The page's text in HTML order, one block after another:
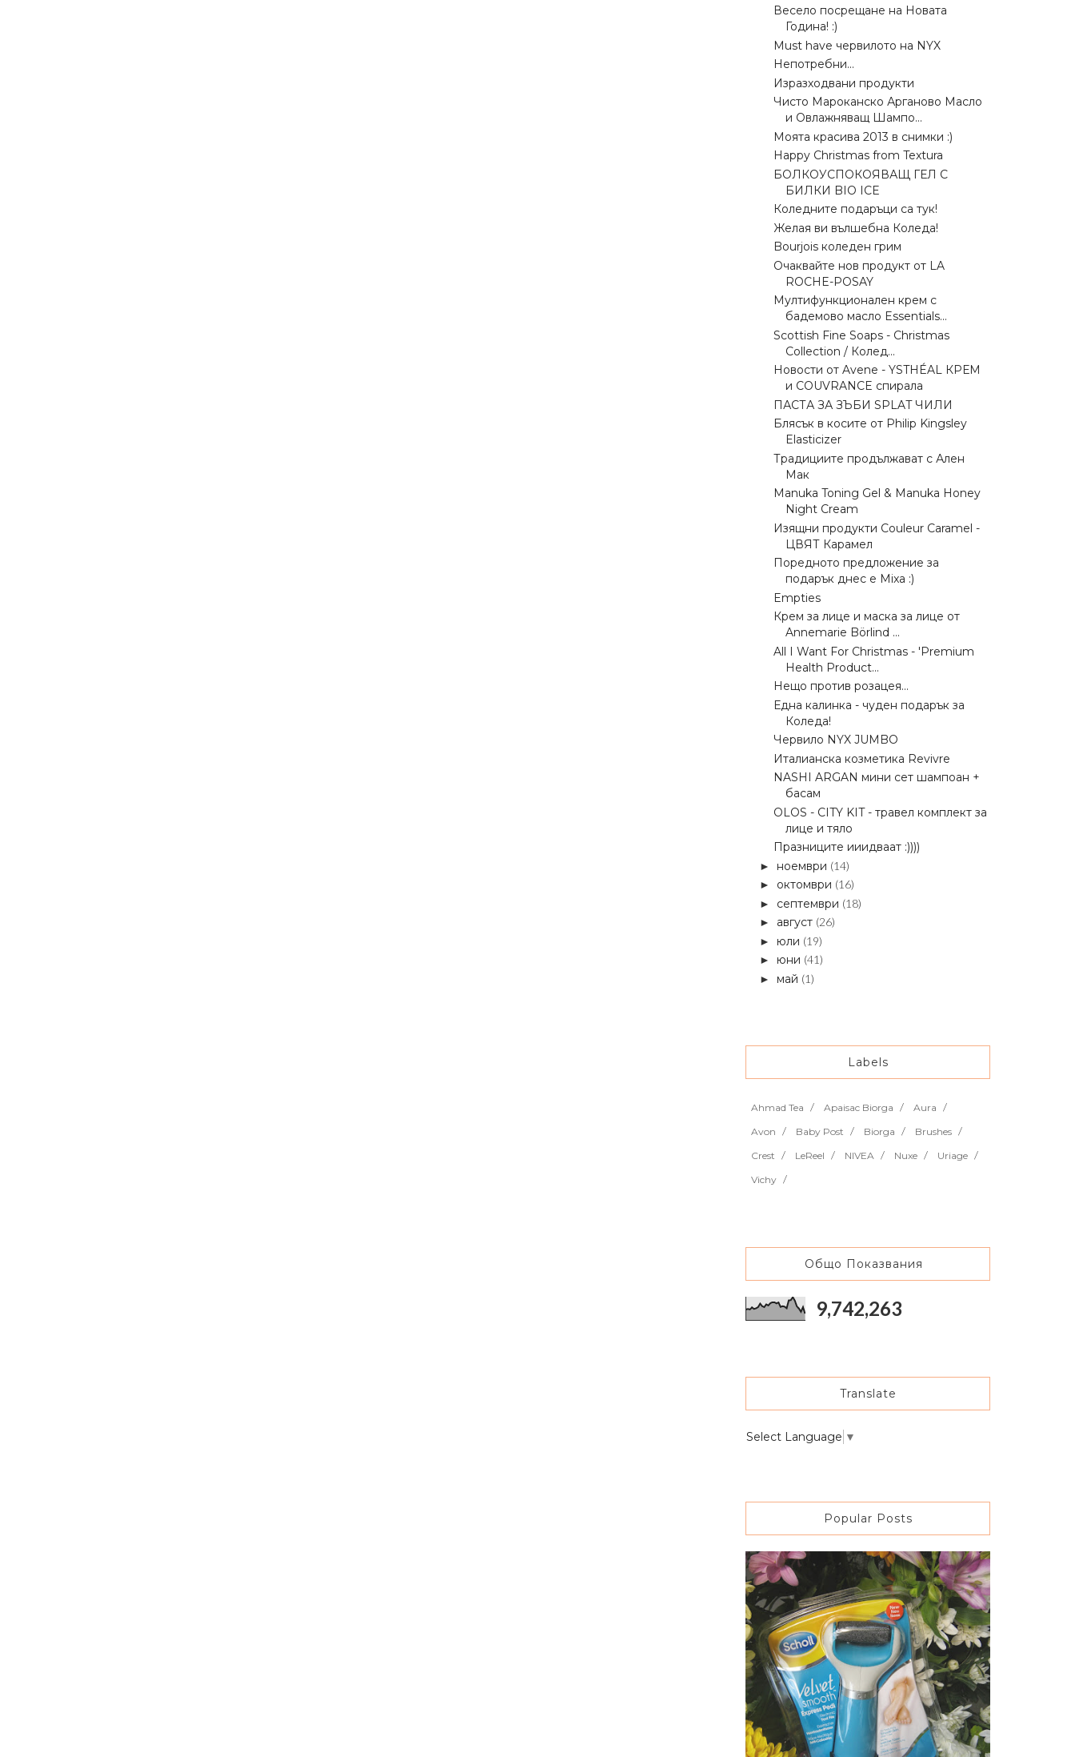
Весело посрещане на Новата
Година! :)
Must have червилото на NYX
Непотребни...
Изразходвани продукти
Чисто Мароканско Арганово Масло
и Овлажняващ Шампо...
Моята красива 2013 в снимки :)
Happy Christmas from Textura
БОЛКОУСПОКОЯВАЩ ГЕЛ С
БИЛКИ BIO ICE
Коледните подаръци са тук!
Желая ви вълшебна Коледа!
Bourjois коледен грим
Очаквайте нов продукт от LA
ROCHE-POSAY
Мултифункционален крем с
бадемово масло Essentials...
Scottish Fine Soaps - Christmas
Collection / Колед...
Новости от Avene - YSTHÉAL КРЕМ
и COUVRANCE спирала
ПАСТА ЗА ЗЪБИ SPLAT ЧИЛИ
Блясък в косите от Philip Kingsley
Elasticizer
Традициите продължават с Ален
Мак
Manuka Toning Gel & Manuka Honey
Night Cream
Изящни продукти Couleur Caramel -
ЦВЯТ Карамел
Поредното предложение за
подарък днес е Mixa :)
Empties
Крем за лице и маска за лице от
Annemarie Börlind ...
All I Want For Christmas - 'Premium
Health Product...
Нещо против розацея...
Една калинка - чуден подарък за
Коледа!
Червило NYX JUMBO
Италианска козметика Revivre
NASHI ARGAN мини сет шампоан +
басам
OLOS - CITY KIT - травел комплект за
лице и тяло
Празниците ииидваат :))))
► ноември (14)
► октомври (16)
► септември (18)
► август (26)
► юли (19)
► юни (41)
► май (1)
Labels
Ahmad Tea Apaisac Biorga
Aura
Avon
Baby Post Biorga
Brushes
Crest
LeReel NIVEA Nuxe
Uriage
Vichy
Общо Показвания
9,742,263
Translate
Select Language ▼
Popular Posts